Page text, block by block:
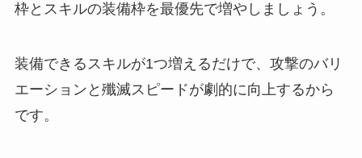
枠とスキルの装備枠を最優先で増やしましょう。
装備できるスキルが1つ増えるだけで、攻撃のバリ
エーションと殲滅スピードが劇的に向上するから
です。